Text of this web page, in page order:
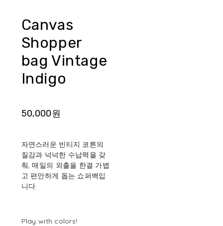
Canvas
Shopper
bag Vintage
Indigo
50,000원
자연스러운 빈티지 코튼의
질감과 넉넉한 수납력을 갖
춰, 매일의 외출을 한결 가볍
고 편안하게 돕는 쇼퍼백입
니다.
Play with colors!